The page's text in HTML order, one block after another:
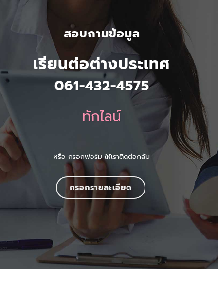
สอบถามข้อมูล
เรียนต่อต่างประเทศ
061-432-4575
ทักไลน์
หรือ กรอกฟอร์ม ให้เราติดต่อกลับ
กรอกรายละเอียด